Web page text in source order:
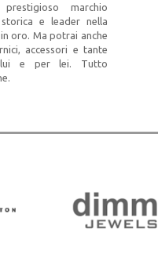
marchio
e leader nella
oro. Ma potrai anche
accessori e tante
e per lei. Tutto